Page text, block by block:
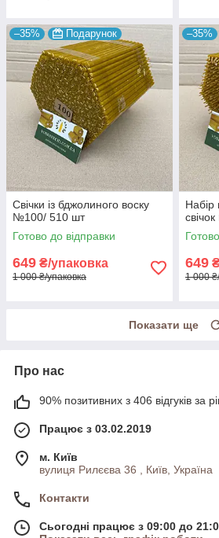
–35% Подарунок
Свічки із бджолиного воску
№100/ 510 шт
Готово до відправки
649 ₴/упаковка
1 000 ₴/упаковка
–35%
Набір
649
1 000
Показати ще
Про нас
90% позитивних з 406 відгуків за
Працює з 03.02.2019
м. Київ
вулиця Рилєєва 36 , Київ, Україна
Контакти
Сьогодні працює з 09:00 до